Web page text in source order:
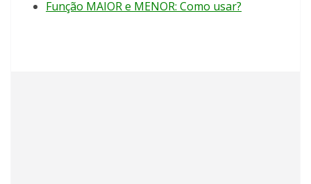
Função MAIOR e MENOR: Como usar?